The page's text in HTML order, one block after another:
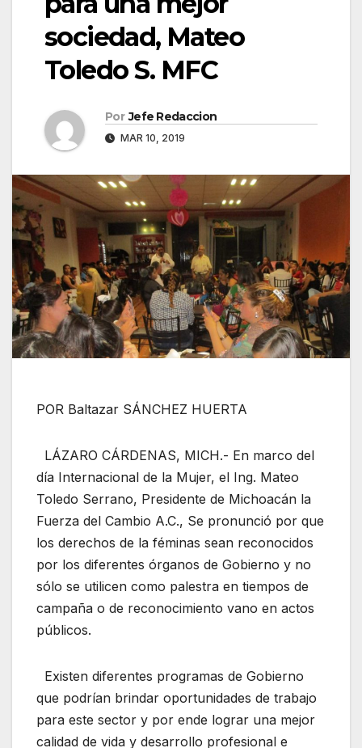
sociedad, Mateo
Toledo S. MFC
Por Jefe Redaccion
MAR 10, 2019
POR Baltazar SÁNCHEZ HUERTA
LÁZARO CÁRDENAS, MICH.- En marco del
día Internacional de la Mujer, el Ing. Mateo
Toledo Serrano, Presidente de Michoacán la
Fuerza del Cambio A.C., Se pronunció por que
los derechos de la féminas sean reconocidos
por los diferentes órganos de Gobierno y no
sólo se utilicen como palestra en tiempos de
campaña o de reconocimiento vano en actos
públicos.
Existen diferentes programas de Gobierno
que podrían brindar oportunidades de trabajo
para este sector y por ende lograr una mejor
calidad de vida y desarrollo profesional e